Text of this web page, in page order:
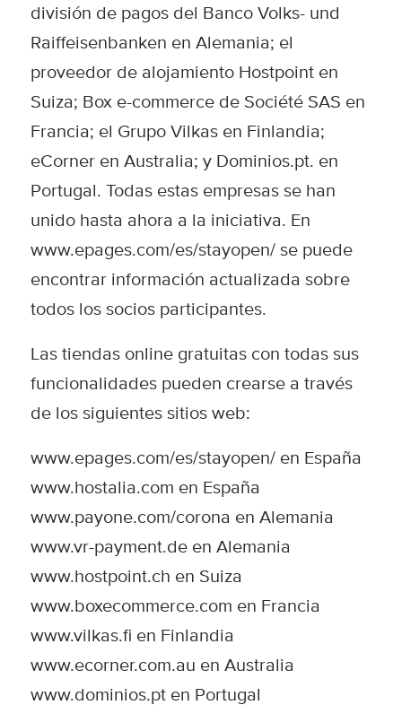
división de pagos del Banco Volks- und
Raiffeisenbanken en Alemania; el
proveedor de alojamiento Hostpoint en
Suiza; Box e-commerce de Société SAS en
Francia; el Grupo Vilkas en Finlandia;
eCorner en Australia; y Dominios.pt. en
Portugal. Todas estas empresas se han
unido hasta ahora a la iniciativa. En
www.epages.com/es/stayopen/se puede
encontrar información actualizada sobre
todos los socios participantes.
Las tiendas online gratuitas con todas sus
funcionalidades pueden crearse a través
de los siguientes sitios web:
www.epages.com/es/stayopen/en España
www.hostalia.com en España
www.payone.com/corona en Alemania
www.vr-payment.deen Alemania
www.hostpoint.ch en Suiza
www.boxecommerce.com en Francia
www.vilkas.fi en Finlandia
www.ecorner.com.au en Australia
www.dominios.pten Portugal